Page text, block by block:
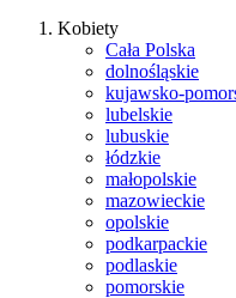
Kobiety
Cała Polska
dolnośląskie
kujawsko-
lubelskie
lubuskie
łódzkie
małopolskie
mazowieckie
opolskie
podkarpackie
podlaskie
pomorskie